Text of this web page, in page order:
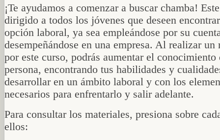
¡Te ayudamos a comenzar a buscar chamba!
dirigido a todos los jóvenes que deseen
opción laboral, ya sea empleándose por su
desempeñándose en una empresa. Al realizar un
por este curso, podrás aumentar el conocimiento
persona, encontrando tus habilidades y
desarrollar en un ámbito laboral y con los
necesarios para enfrentarlo y salir adelante.
Para consultar los materiales, presiona sobre
ellos: